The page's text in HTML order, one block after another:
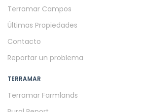
Terramar Campos
Últimas Propiedades
Contacto
Reportar un problema
TERRAMAR
Terramar Farmlands